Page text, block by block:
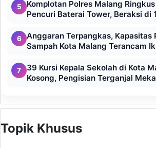
5
Komplotan Polres Malang
Pencuri Baterai Tower, Beraksi di
6
Anggaran Terpangkas, Kapasitas
Sampah Kota Malang Terancam
7
39 Kursi Kepala Sekolah di Kota
Kosong, Pengisian Terganjal
Topik Khusus